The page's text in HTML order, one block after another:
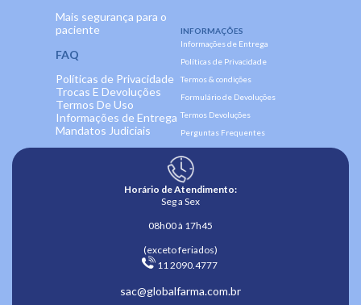
Mais segurança para o
paciente
FAQ
Políticas de Privacidade
Trocas E Devoluções
Termos De Uso
Informações de Entrega
Mandatos Judiciais
INFORMAÇÕES
Informações de Entrega
Políticas de Privacidade
Termos & condições
Formulário de Devoluções
Termos Devoluções
Perguntas Frequentes
Horário de Atendimento:
Seg a Sex
08h00 à 17h45
(exceto feriados)
11 2090.4777
sac@globalfarma.com.br